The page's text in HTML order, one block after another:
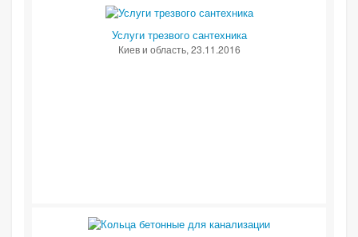
Услуги трезвого сантехника
Киев и область, 23.11.2016